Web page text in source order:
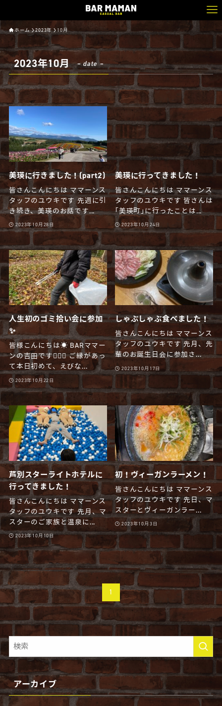
ホーム 2023年 10月
2023年10月 – date –
美瑛に行きました！(part2)
皆さんこんにちは ママーンス
タッフのユウキです 先週に引
き続き、美瑛のお話です...
2023年10月28日
美瑛に行ってきました！
皆さんこんにちは ママーンス
タッフのユウキです 皆さんは
｢美瑛町｣に行ったことは...
2023年10月24日
人生初のゴミ拾い会に参加
✨
皆様こんにちは☀️ BARママー
ンの吉田です🧔🏻‍♂️ ご縁があっ
て本日初めて、えびな...
2023年10月22日
しゃぶしゃぶ食べました！
皆さんこんにちは ママーンス
タッフのユウキです 先月、先
輩のお誕生日会に参加さ...
2023年10月17日
芦別スターライトホテルに
行ってきました！
皆さんこんにちは ママーンス
タッフのユウキです 先月、マ
スターのご家族と温泉に...
2023年10月10日
初！ヴィーガンラーメン！
皆さんこんにちは ママーンス
タッフのユウキです 先日、マ
スターとヴィーガンラー...
2023年10月3日
1
アーカイブ